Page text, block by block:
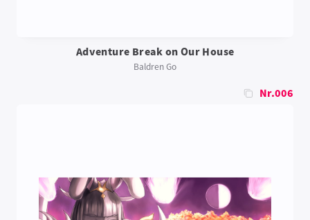
Adventure Break on Our House
Baldren Go
Nr.006